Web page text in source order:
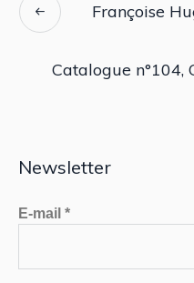
Françoise
Catalogue n°104,
Newsletter
E-mail *